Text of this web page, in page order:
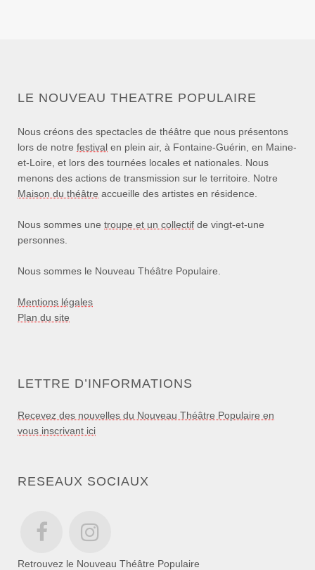
LE NOUVEAU THEATRE POPULAIRE
Nous créons des spectacles de théâtre que nous présentons
lors de notre festival en plein air, à Fontaine-Guérin, en Maine-
et-Loire, et lors des tournées locales et nationales. Nous
menons des actions de transmission sur le territoire. Notre
Maison du théâtre accueille des artistes en résidence.
Nous sommes une troupe et un collectif de vingt-et-une
personnes.
Nous sommes le Nouveau Théâtre Populaire.
Mentions légales
Plan du site
LETTRE D’INFORMATIONS
Recevez des nouvelles du Nouveau Théâtre Populaire en
vous inscrivant ici
RESEAUX SOCIAUX
Retrouvez le Nouveau Théâtre Populaire